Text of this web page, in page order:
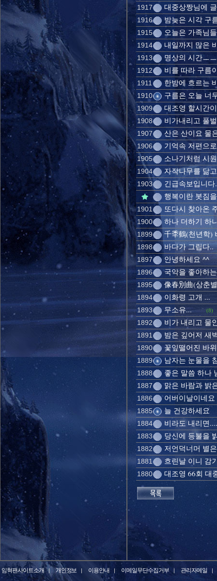
1917 대중상짱님에
1916 밤늦은 시각 구
1915 오늘은 가족님
1914 내일까지 많은
1913 명상의 시간ㅡ
1912 비를 따라 구름
1911 한밤에 흐르는
1910 구름은 오늘 너
1909 대조영 할시간
1908 비가내리고 풀
1907 산은 산이요 물
1906 기억속 저편으
1905 소나기처럼 시
1904 자작나무를 닮
1903
긴급속보입니다
행복이란 봇짐
1901 또다시 찾아온
1900 하나 더하기 하
1899 千秊鶴(천년학)
1898 바다가 그립다..
1897 안녕하세요 ^^
1896 국악을 좋아하
1895 像春別曲(상춘
1894 이화령 고개 ...
1893 무소유... (8)
1892 비가 내리고 물
1891 밤은 깊어저 새
1890 꽃잎떨어진 바
1889 남자는 눈물을
1888 좋은 말씀 하나
1887 맑은 바람과 밝
1886 어버이날이네
1885 늘 건강하세요
1884 비라도 내리면....
1883 당신에 등불을
1882 저언덕너머 별
1881 흐린날 이니 감
1880 대조영 66회 대
임혁팬사이트소개 개인정보 이용안내 이메일무단수집거부 관리자메일